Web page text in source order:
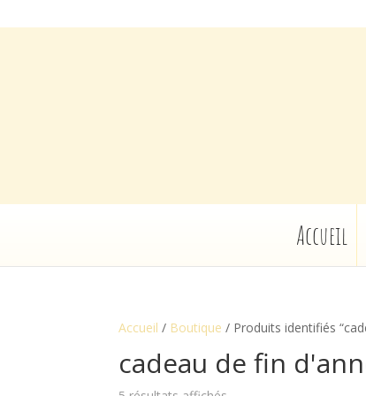
Accueil
Accueil / Boutique / Produits identifiés
cadeau de fin